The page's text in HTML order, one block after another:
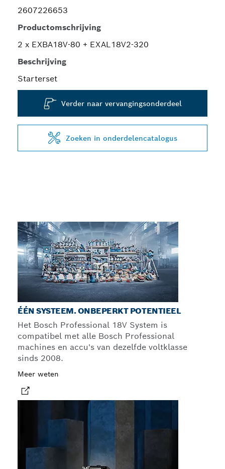
2607226653
Productomschrijving
2 x EXBA18V-80 + EXAL18V2-320
Beschrijving
Starterset
Verder naar vervangingsonderdeel
Zoeken in onderdelencatalogus
ÉÉN SYSTEEM. ONBEPERKT POTENTIEEL
Het Bosch Professional 18V System is
compatibel met alle Bosch Professional
machines en accu's van dezelfde voltklasse
sinds 2008.
Meer weten